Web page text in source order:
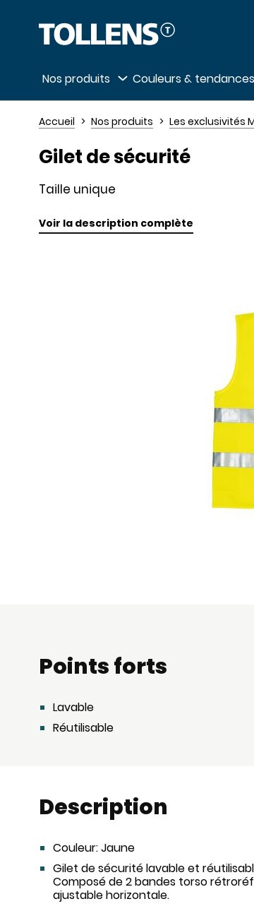
Passer la liste des magasins et
Nos produits Couleurs & tendances
Accueil Nos produits Les exclusivités
Gilet de sécurité
Taille unique
Voir la description complète
Points forts
Lavable
Réutilisable
Description
Couleur:Jaune
Gilet de sécurité lavable et
Composé de 2 bandes torso
ajustable horizontale.